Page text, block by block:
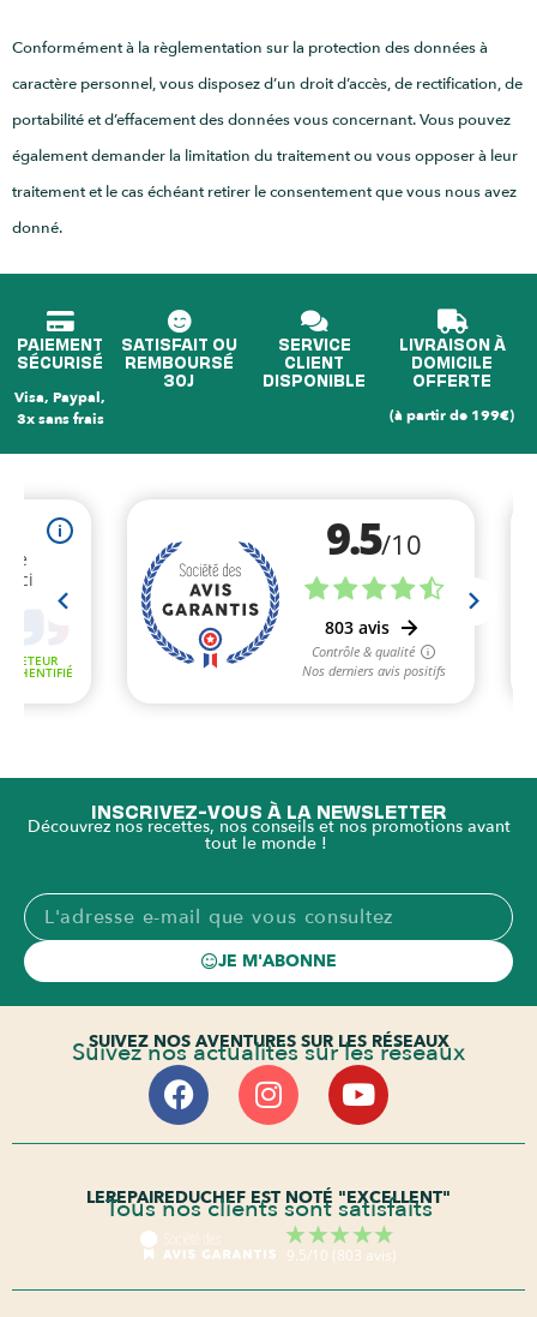
Conformément à la règlementation sur la protection des données à
caractère personnel, vous disposez d’un droit d’accès, de rectification, de
portabilité et d’effacement des données vous concernant. Vous pouvez
également demander la limitation du traitement ou vous opposer à leur
traitement et le cas échéant retirer le consentement que vous nous avez
donné.
PAIEMENT
SÉCURISÉ
Visa, Paypal,
3x sans frais
SATISFAIT OU
REMBOURSÉ
30J
SERVICE
CLIENT
DISPONIBLE
LIVRAISON À
DOMICILE
OFFERTE
(à partir de 199€)
INSCRIVEZ-VOUS À LA NEWSLETTER
Découvrez nos recettes, nos conseils et nos promotions avant
tout le monde !
JE M'ABONNE
SUIVEZ NOS AVENTURES SUR LES RÉSEAUX
Suivez nos actualités sur les réseaux
LEREPAIREDUCHEF EST NOTÉ "EXCELLENT"
Tous nos clients sont satisfaits